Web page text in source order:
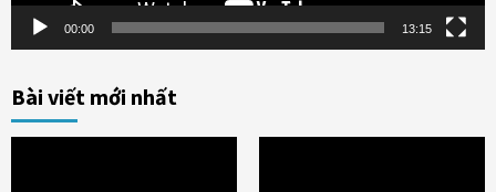
00:00 13:15
Bài viết mới nhất